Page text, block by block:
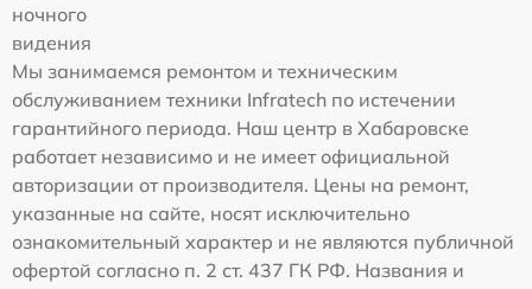
ночного
видения
Мы занимаемся ремонтом и техническим
обслуживанием техники Infratech по истечении
гарантийного периода. Наш центр в Хабаровске
работает независимо и не имеет официальной
авторизации от производителя. Цены на ремонт,
указанные на сайте, носят исключительно
ознакомительный характер и не являются публичной
офертой согласно п. 2 ст. 437 ГК РФ. Названия и